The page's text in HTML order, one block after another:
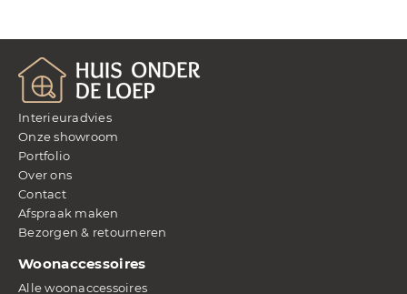
Interieuradvies
Onze showroom
Portfolio
Over ons
Contact
Afspraak maken
Bezorgen & retourneren
Woonaccessoires
Alle woonaccessoires